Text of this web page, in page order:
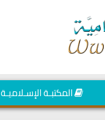
المكتبـة الإسـلاميـة